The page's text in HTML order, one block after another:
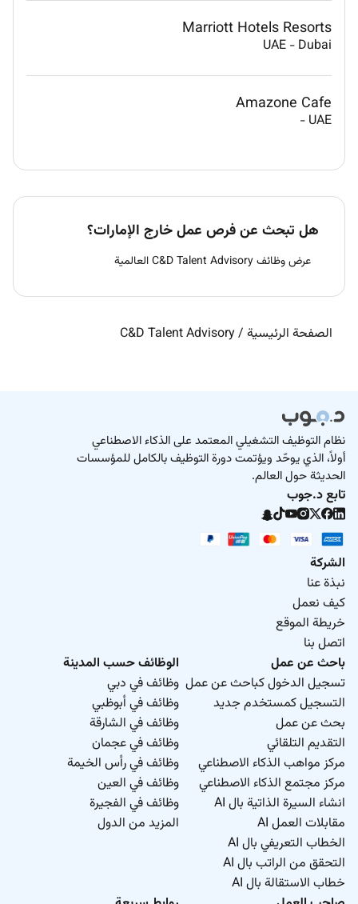
Marriott Hotels Resorts
UAE - Dubai
Amazone Cafe
UAE
-
هل تبحث عن فرص عمل خارج الإمارات؟
عرض وظائف C&D Talent Advisory العالمية
الصفحة الرئيسية /
C&D Talent Advisory
نظام التوظيف التشغيلي المعتمد على الذكاء الاصطناعي
أولاً، الذي يوحّد ويؤتمت دورة التوظيف بالكامل للمؤسسات
الحديثة حول العالم.
تابع د.جوب
الشركة
نبذة عنا
كيف نعمل
خريطة الموقع
اتصل بنا
باحث عن عمل
تسجيل الدخول كباحث عن عمل
التسجيل كمستخدم جديد
بحث عن عمل
التقديم التلقائي
مركز مواهب الذكاء الاصطناعي
مركز مجتمع الذكاء الاصطناعي
انشاء السيرة الذاتية بال AI
مقابلات العمل AI
الخطاب التعريفي بال AI
التحقق من الراتب بال AI
خطاب الاستقالة بال AI
الوظائف حسب المدينة
وظائف في دبي
وظائف في أبوظبي
وظائف في الشارقة
وظائف في عجمان
وظائف في رأس الخيمة
وظائف في العين
وظائف في الفجيرة
المزيد من الدول